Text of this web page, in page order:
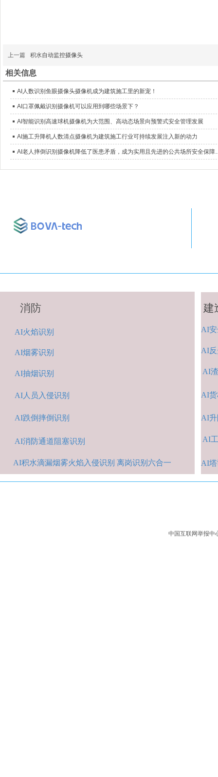
上一篇 积水自动监控摄像头
相关信息
AI人数识别鱼眼摄像头摄像机成为建筑施工里的新宠！
AI口罩佩戴识别摄像机可以应用到哪些场景下？
AI智能识别高速球机摄像机为大范围、高动态场景向预警式安全管理发展
AI施工升降机人数清点摄像机为建筑施工行业可持续发展注入新的动力
AI老人摔倒识别摄像机
AI人 员入侵识别
AI消防通道阻塞识别
AI火焰识别
AI抽烟识别
AI跌倒摔倒识别
AI积水滴漏烟雾火焰入侵识别 离岗识别六合一
AI烟雾识别
建
AI
AI
AI
AI货
AI反
AI
AI
中国互联网举报中
消防